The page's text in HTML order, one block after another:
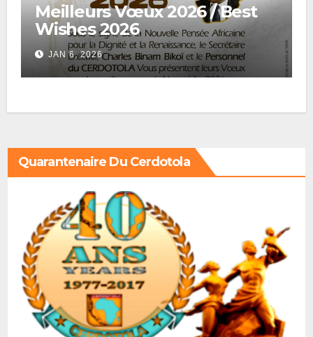
Meilleurs Vœux 2026 / Best
Wishes 2026
JAN 6, 2026
Quarantenaire Du Cerdotola